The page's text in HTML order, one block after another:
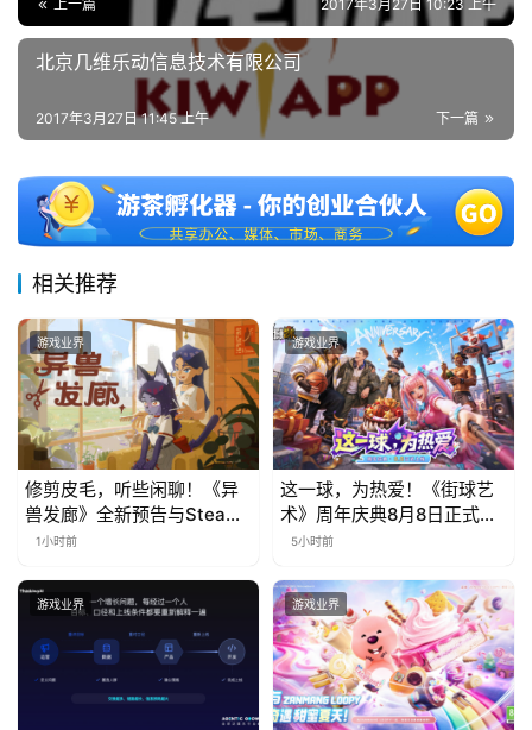
日
游
茶
接
会
上
海
站
中
文
(
国
上一篇 2017年3月27日 10:23 上午
北京几维乐动信息技术有限公司
下一篇
2017年3月27日 11:45 上午
相关推荐
游戏业界
修剪皮毛，听些闲聊！《异
兽发廊》全新预告与Steam
免费试玩公开
1小时前
游戏业界
这一球，为热爱！《街球艺
术》周年庆典8月8日正式上
线，多重福利与全新内容同
5小时前
游戏业界 游戏业界